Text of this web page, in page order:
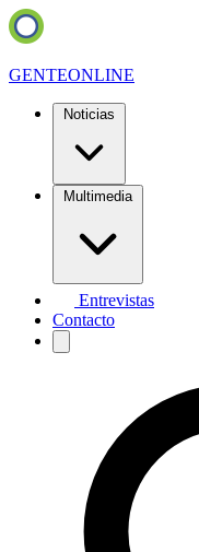
GENTEONLINE
Noticias
Multimedia
Entrevistas
Contacto